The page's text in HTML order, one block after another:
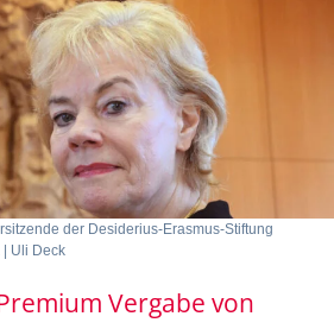
der Desiderius-Erasmus-Stiftung
| Uli Deck
Vergabe von